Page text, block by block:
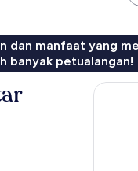
dan manfaat yang
banyak petualangan!